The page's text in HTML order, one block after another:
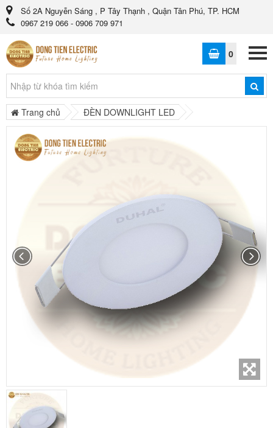
Số 2A Nguyễn Sáng , P Tây Thạnh , Quận Tân Phú, TP. HCM
0967 219 066 - 0906 709 971
0
Trang chủ ĐÈN DOWNLIGHT LED